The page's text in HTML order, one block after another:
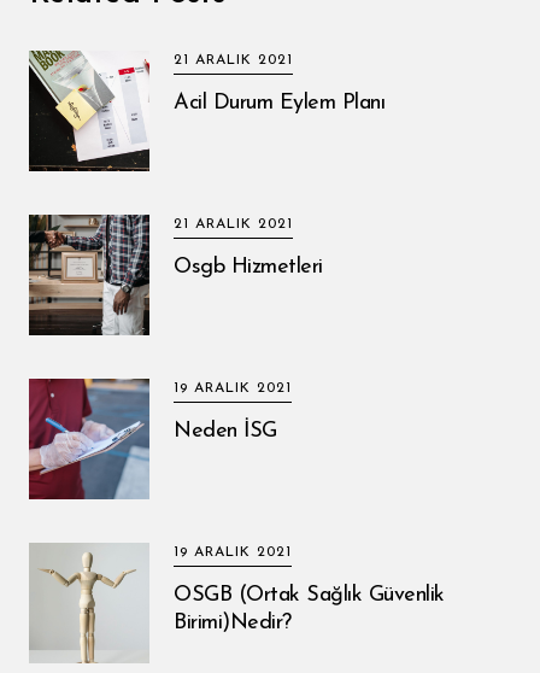
21 ARALIK 2021
Acil Durum Eylem Planı
21 ARALIK 2021
Osgb Hizmetleri
19 ARALIK 2021
Neden İSG
19 ARALIK 2021
OSGB (Ortak Sağlık Güvenlik
Birimi)Nedir?